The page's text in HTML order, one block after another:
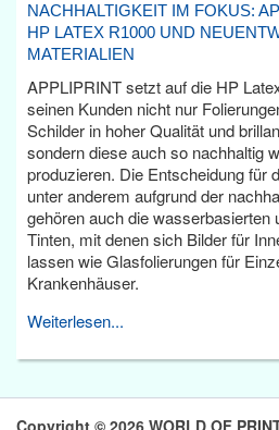
NACHHALTIGKEIT IM FOKUS:
HP LATEX R1000 UND
MATERIALIEN
APPLIPRINT setzt auf die HP
seinen Kunden nicht nur
Schilder in hoher Qualität und
sondern diese auch so nachhaltig
produzieren. Die Entscheidung für
unter anderem aufgrund der
gehören auch die wasserbasierten
Tinten, mit denen sich Bilder für
lassen wie Glasfolierungen für
Krankenhäuser.
Weiterlesen...